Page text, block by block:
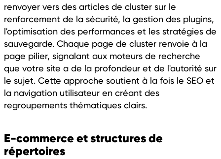
renvoyer vers des articles de cluster sur le
renforcement de la sécurité, la gestion des plugins,
l'optimisation des performances et les stratégies de
sauvegarde. Chaque page de cluster renvoie à la
page pilier, signalant aux moteurs de recherche
que votre site a de la profondeur et de l'autorité sur
le sujet. Cette approche soutient à la fois le SEO et
la navigation utilisateur en créant des
regroupements thématiques clairs.
E-commerce et structures de
répertoires